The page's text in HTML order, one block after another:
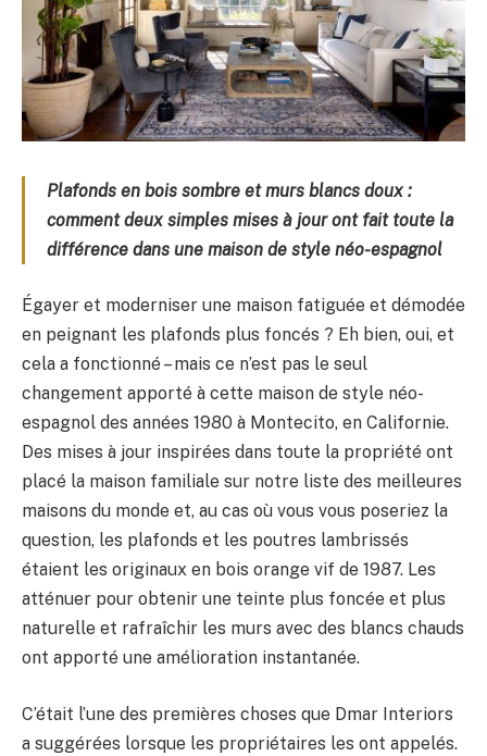
Plafonds en bois sombre et murs blancs doux :
comment deux simples mises à jour ont fait toute la
différence dans une maison de style néo-espagnol
Égayer et moderniser une maison fatiguée et démodée
en peignant les plafonds plus foncés ? Eh bien, oui, et
cela a fonctionné – mais ce n’est pas le seul
changement apporté à cette maison de style néo-
espagnol des années 1980 à Montecito, en Californie.
Des mises à jour inspirées dans toute la propriété ont
placé la maison familiale sur notre liste des meilleures
maisons du monde et, au cas où vous vous poseriez la
question, les plafonds et les poutres lambrissés
étaient les originaux en bois orange vif de 1987. Les
atténuer pour obtenir une teinte plus foncée et plus
naturelle et rafraîchir les murs avec des blancs chauds
ont apporté une amélioration instantanée.
C’était l’une des premières choses que Dmar Interiors
a suggérées lorsque les propriétaires les ont appelés.